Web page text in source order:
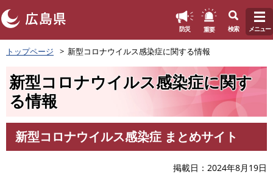
ペ
ー
で
防災 重要 検索 メニュー
トップページ 新型コロナウイルス感染症に関する情報
新型コロナウイルス感染症に関す
る情報
文
新型コロナウイルス感染症 まとめサイト
掲載日 2024年8月19日